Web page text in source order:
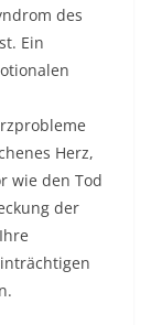
des
Ein
Herz,
wie den Tod
der